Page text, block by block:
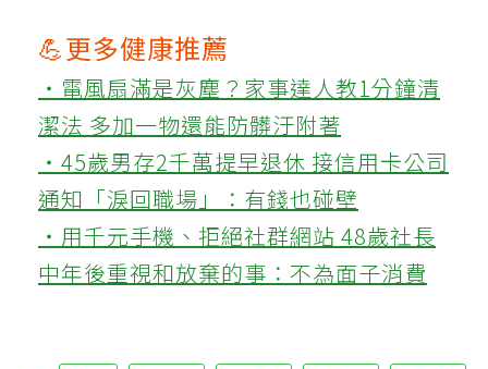
💪更多健康推薦
‧電風扇滿是灰塵？家事達人教1分鐘清
潔法 多加一物還能防髒汙附著
‧45歲男存2千萬提早退休 接信用卡公司
通知「淚回職場」：有錢也碰壁
‧用千元手機、拒絕社群網站 48歲社長
中年後重視和放棄的事：不為面子消費